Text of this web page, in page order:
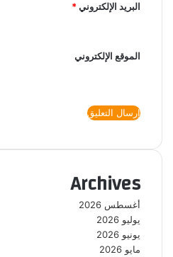
البريد الإلكتروني*
الموقع الإلكتروني
Archives
أغسطس 2026
يوليو 2026
يونيو 2026
مايو 2026